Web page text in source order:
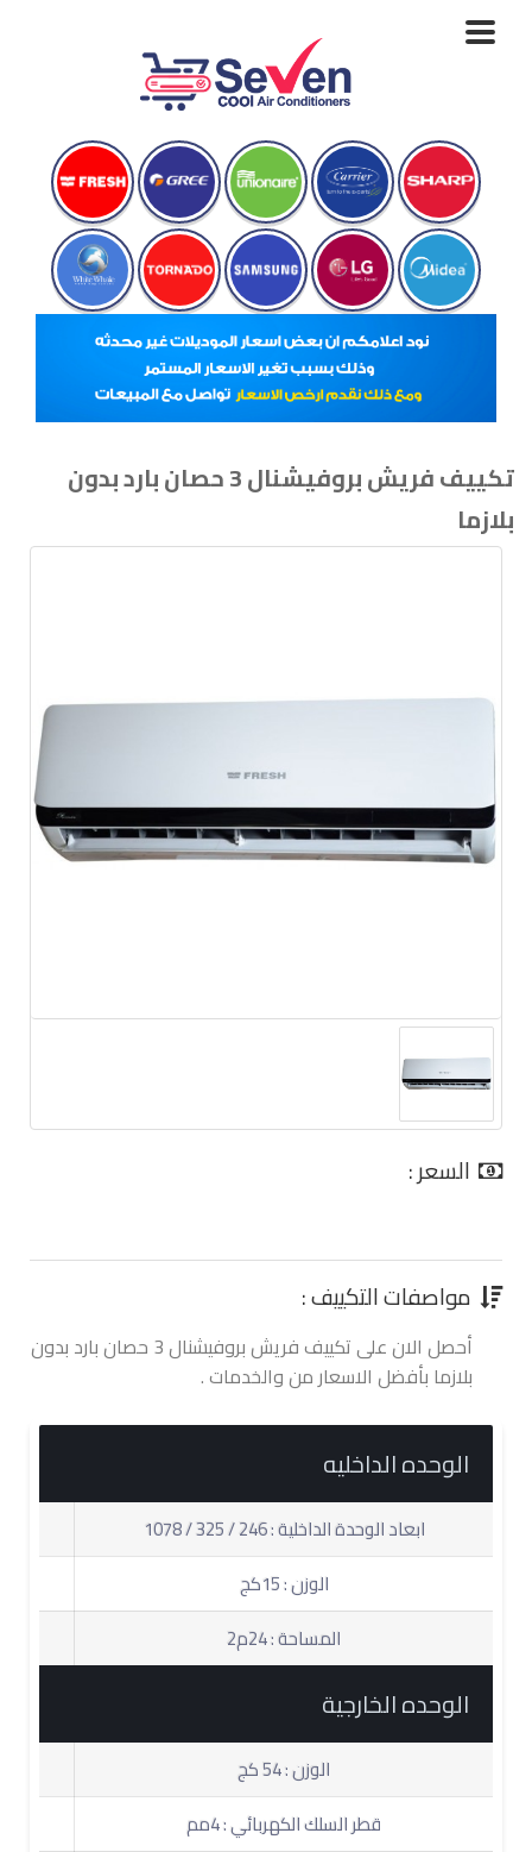
Toggle
تكييف فريش بروفيشنال 3 حصان بارد بدون
بلازما
السعر :
مواصفات التكييف :
أحصل الان على تكييف فريش بروفيشنال 3 حصان بارد بدون
بلازما بأفضل الاسعار من والخدمات .
الوحده الداخليه
ابعاد الوحدة الداخلية : 246 / 325 / 1078
الوزن : 15كج
المساحة : 24م2
الوحده الخارجية
الوزن : 54 كج
قطر السلك الكهربائي : 4مم